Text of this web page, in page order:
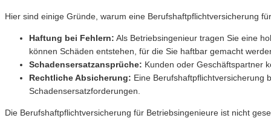
Hier sind einige Gründe, warum eine Berufshaftpflichtversicherung
Haftung bei Fehlern: Als Betriebsingenieur tragen Sie eine
können Schäden entstehen, für die Sie haftbar gemacht
Schadensersatzansprüche: Kunden oder Geschäftspartner
Rechtliche Absicherung: Eine Berufshaftpflichtversicherung
Schadensersatzforderungen.
Die Berufshaftpflichtversicherung für Betriebsingenieure ist nicht